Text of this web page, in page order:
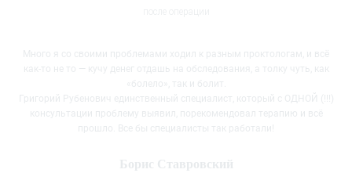
Много я со своими проблемами ходил к разным проктологам, и всё
как-то не то — кучу денег отдашь на обследования, а толку чуть, как
«болело», так и болит.
Григорий Рубенович единственный специалист, который с ОДНОЙ (!!!)
консультации проблему выявил, порекомендовал терапию и всё
прошло. Все бы специалисты так работали!
Борис Ставровский